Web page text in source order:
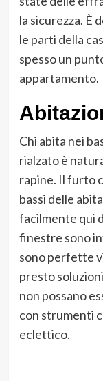
la sicurezza. È
le parti della
spesso un
appartamento.
Chi abita nei
rialzato è
rapine. Il furto
bassi delle
facilmente qui
finestre sono
sono perfette
presto
non possano
con strumenti
eclettico.